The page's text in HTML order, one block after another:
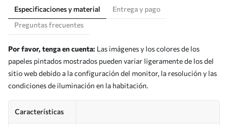
Especificaciones y material
Entrega y pago
Preguntas frecuentes
Por favor, tenga en cuenta: Las imágenes y los colores de los
papeles pintados mostrados pueden variar ligeramente de los del
sitio web debido a la configuración del monitor, la resolución y las
condiciones de iluminación en la habitación.
Características